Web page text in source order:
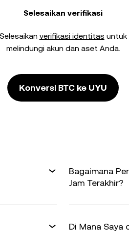
Selesaikan verifikasi
Selesaikan verifikasi identitas untuk
melindungi akun dan aset Anda.
Konversi BTC ke UYU
Bagaimana
Jam Terakhir?
Di Mana Saya